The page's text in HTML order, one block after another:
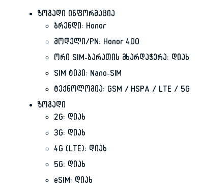
ზოგადი ინფორმაცია
ბრენდი: Honor
მოდელი/PN: Honor 400
ორი SIM-ბარათის მხარდაჭერა: დიახ
SIM ტიპი: Nano-SIM
ტექნოლოგია: GSM / HSPA / LTE / 5G
ზოგადი
2G: დიახ
3G: დიახ
4G (LTE): დიახ
5G: დიახ
eSIM: დიახ